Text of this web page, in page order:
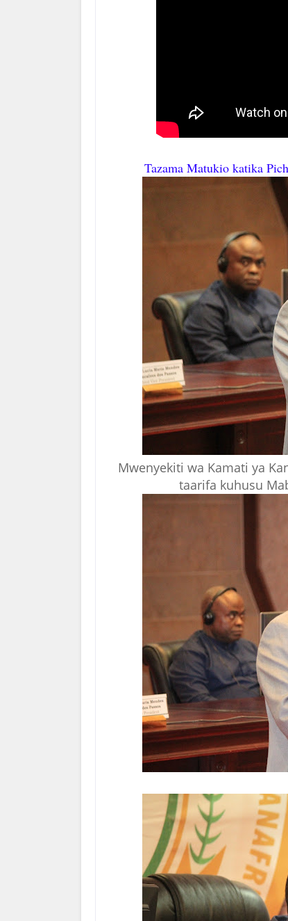
Tazama Matukio katika
Mwenyekiti wa Kamati ya
taarifa kuhusu